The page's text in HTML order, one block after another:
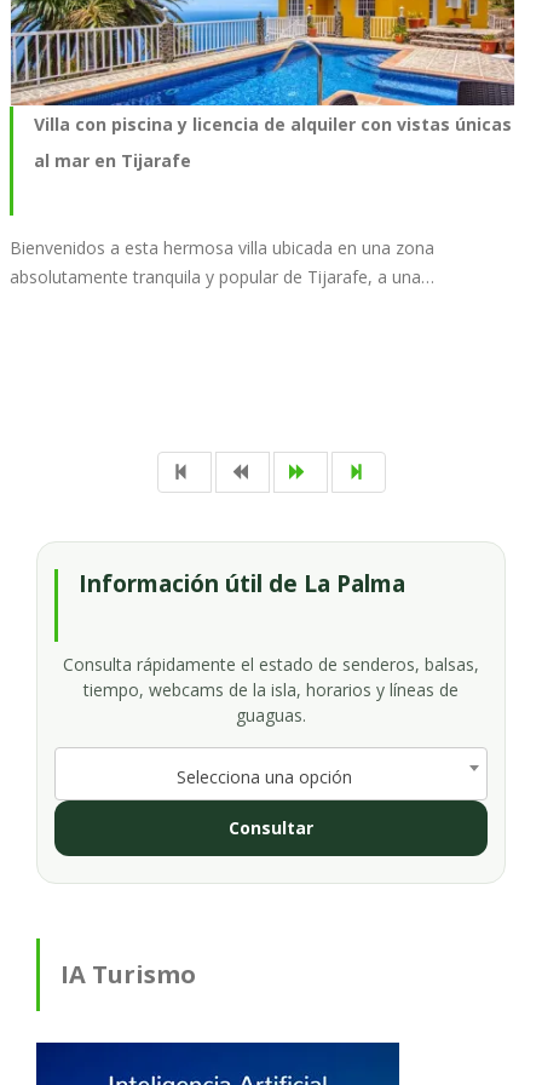
Villa con piscina y licencia de alquiler con vistas únicas
al mar en Tijarafe
Bienvenidos a esta hermosa villa ubicada en una zona
absolutamente tranquila y popular de Tijarafe, a una…
Información útil de La Palma
Consulta rápidamente el estado de senderos, balsas,
tiempo, webcams de la isla, horarios y líneas de
guaguas.
Selecciona una opción
Consultar
IA Turismo